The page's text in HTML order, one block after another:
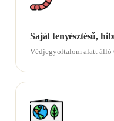
Saját tenyésztésű,
Védjegyoltalom alatt álló